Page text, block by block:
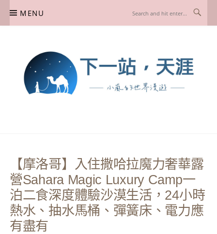
MENU
【摩洛哥】入住撒哈拉魔力奢華露
營Sahara Magic Luxury Camp一
泊二食深度體驗沙漠生活，24小時
熱水、抽水馬桶、彈簧床、電力應
有盡有